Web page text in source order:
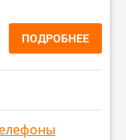
ПОДРОБНЕЕ